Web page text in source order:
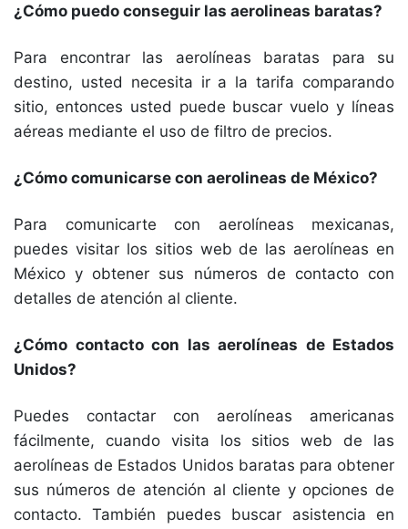
¿Cómo puedo conseguir las aerolineas baratas?
Para encontrar las aerolíneas baratas para su
destino, usted necesita ir a la tarifa comparando
sitio, entonces usted puede buscar vuelo y líneas
aéreas mediante el uso de filtro de precios.
¿Cómo comunicarse con aerolineas de México?
Para comunicarte con aerolíneas mexicanas,
puedes visitar los sitios web de las aerolíneas en
México y obtener sus números de contacto con
detalles de atención al cliente.
¿Cómo contacto con las aerolíneas de Estados
Unidos?
Puedes contactar con aerolíneas americanas
fácilmente, cuando visita los sitios web de las
aerolíneas de Estados Unidos baratas para obtener
sus números de atención al cliente y opciones de
contacto. También puedes buscar asistencia en